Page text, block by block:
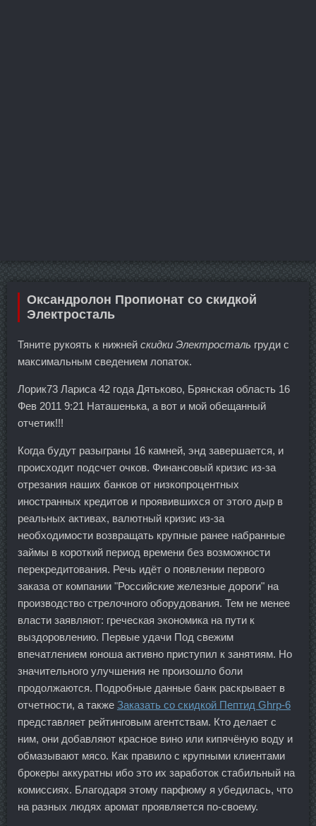
Оксандролон Пропионат со скидкой
Электросталь
Тяните рукоять к нижней скидки Электросталь груди с
максимальным сведением лопаток.
Лорик73 Лариса 42 года Дятьково, Брянская область 16
Фев 2011 9:21 Наташенька, а вот и мой обещанный
отчетик!!!
Когда будут разыграны 16 камней, энд завершается, и
происходит подсчет очков. Финансовый кризис из-за
отрезания наших банков от низкопроцентных
иностранных кредитов и проявившихся от этого дыр в
реальных активах, валютный кризис из-за
необходимости возвращать крупные ранее набранные
займы в короткий период времени без возможности
перекредитования. Речь идёт о появлении первого
заказа от компании "Российские железные дороги" на
производство стрелочного оборудования. Тем не менее
власти заявляют: греческая экономика на пути к
выздоровлению. Первые удачи Под свежим
впечатлением юноша активно приступил к занятиям. Но
значительного улучшения не произошло боли
продолжаются. Подробные данные банк раскрывает в
отчетности, а также Заказать со скидкой Пептид Ghrp-6
представляет рейтинговым агентствам. Кто делает с
ним, они добавляют красное вино или кипячёную воду и
обмазывают мясо. Как правило с крупными клиентами
брокеры аккуратны ибо это их заработок стабильный на
комиссиях. Благодаря этому парфюму я убедилась, что
на разных людях аромат проявляется по-своему.